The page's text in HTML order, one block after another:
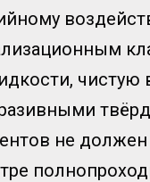
чистую
не